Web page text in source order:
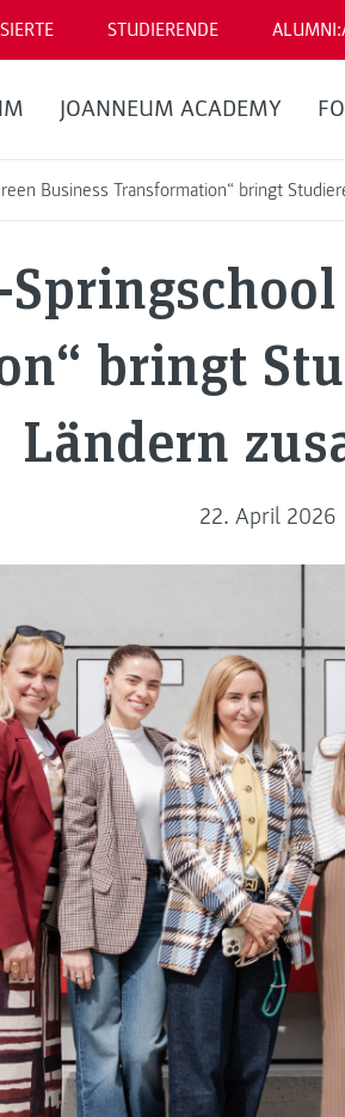
STUDIERENDE
JOANNEUM ACADEMY
Business Transformation“ bringt
bringt
Ländern
22. April 2026